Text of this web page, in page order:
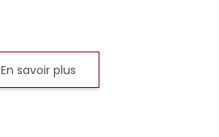
En savoir plus